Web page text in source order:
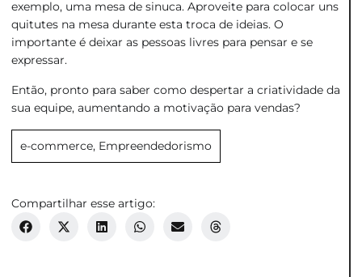
exemplo, uma mesa de sinuca. Aproveite para colocar uns
quitutes na mesa durante esta troca de ideias. O
importante é deixar as pessoas livres para pensar e se
expressar.
Então, pronto para saber como despertar a criatividade da
sua equipe, aumentando a motivação para vendas?
e-commerce, Empreendedorismo
Compartilhar esse artigo: